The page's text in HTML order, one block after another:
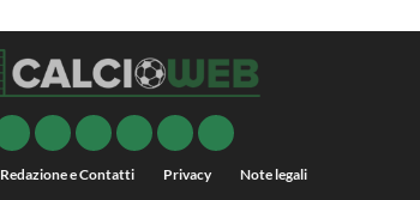
Redazione e Contatti Privacy Note legali